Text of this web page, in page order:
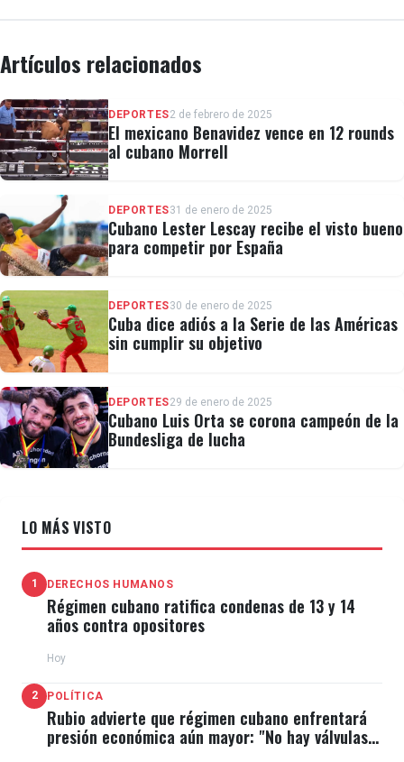
Artículos relacionados
DEPORTES2 de febrero de 2025
El mexicano Benavidez vence en 12 rounds
al cubano Morrell
DEPORTES31 de enero de 2025
Cubano Lester Lescay recibe el visto bueno
para competir por España
DEPORTES30 de enero de 2025
Cuba dice adiós a la Serie de las Américas
sin cumplir su objetivo
DEPORTES29 de enero de 2025
Cubano Luis Orta se corona campeón de la
Bundesliga de lucha
LO MÁS VISTO
1 DERECHOS HUMANOS
Régimen cubano ratifica condenas de 13 y 14
años contra opositores
Hoy
2 POLÍTICA
Rubio advierte que régimen cubano enfrentará
presión económica aún mayor: "No hay válvulas